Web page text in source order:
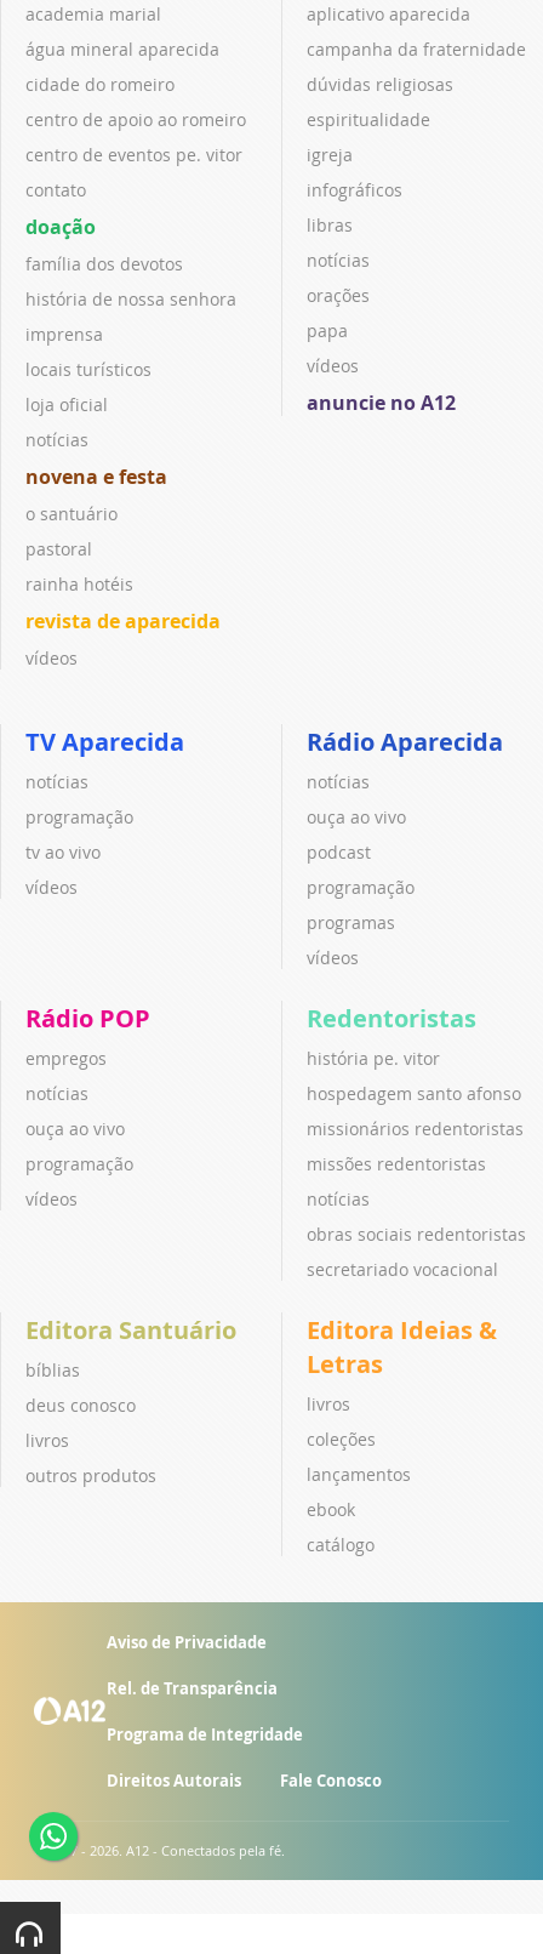
academia marial
água mineral aparecida
cidade do romeiro
centro de apoio ao romeiro
centro de eventos pe. vitor
contato
doação
família dos devotos
história de nossa senhora
imprensa
locais turísticos
loja oficial
notícias
novena e festa
o santuário
pastoral
rainha hotéis
revista de aparecida
vídeos
aplicativo aparecida
campanha da fraternidade
dúvidas religiosas
espiritualidade
igreja
infográficos
libras
notícias
orações
papa
vídeos
anuncie no A12
TV Aparecida
notícias
programação
tv ao vivo
vídeos
Rádio Aparecida
notícias
ouça ao vivo
podcast
programação
programas
vídeos
Rádio POP
empregos
notícias
ouça ao vivo
programação
vídeos
Redentoristas
história pe. vitor
hospedagem santo afonso
missionários redentoristas
missões redentoristas
notícias
obras sociais redentoristas
secretariado vocacional
Editora Santuário
bíblias
deus conosco
livros
outros produtos
Editora Ideias &
Letras
livros
coleções
lançamentos
ebook
catálogo
Aviso de Privacidade
Rel. de Transparência
Programa de Integridade
Direitos Autorais Fale Conosco
© 2007 - 2026. A12 - Conectados pela fé.